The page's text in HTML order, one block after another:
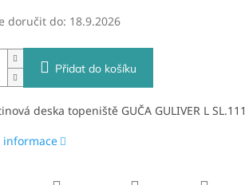
doručit do: 18.9.2026
Přidat do košíku
deska topeniště GUČA GULIVER L SL.111
informace